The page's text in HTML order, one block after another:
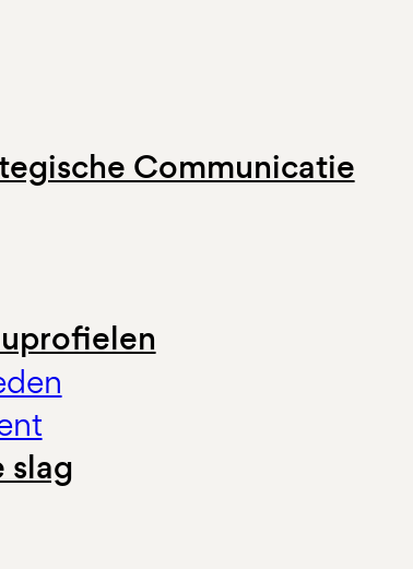
Communicatie
slag